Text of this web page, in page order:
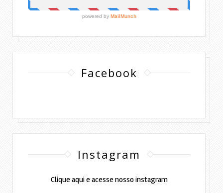
Facebook
Instagram
Clique aqui e acesse nosso instagram